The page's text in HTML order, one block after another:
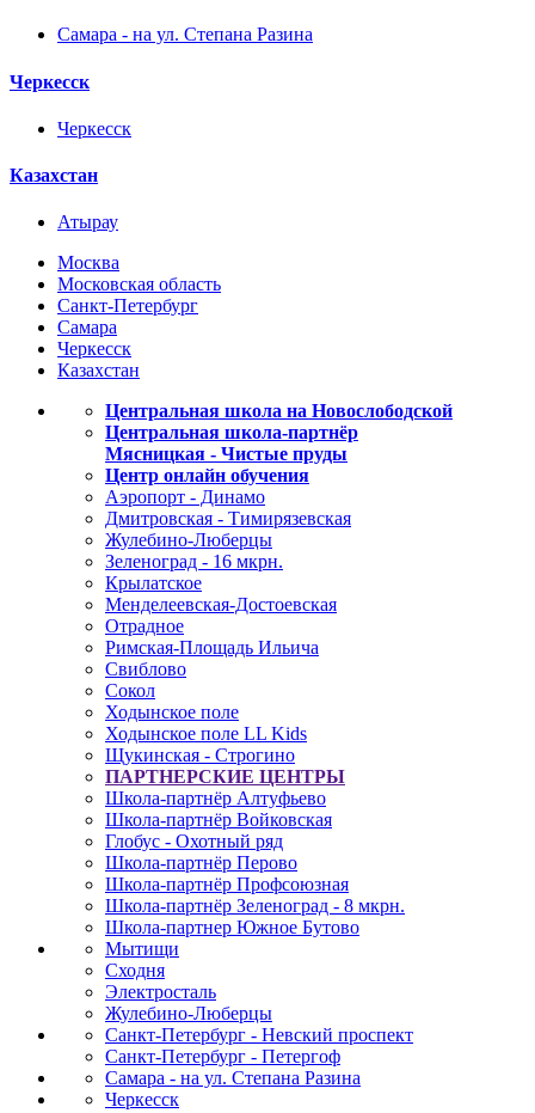
Самара - на ул. Степана Разина
Черкесск
Черкесск
Казахстан
Атырау
Москва
Московская область
Санкт-Петербург
Самара
Черкесск
Казахстан
Центральная школа на Новослободской
Центральная школа-партнёр
Мясницкая - Чистые пруды
Центр онлайн обучения
Аэропорт - Динамо
Дмитровская - Тимирязевская
Жулебино-Люберцы
Зеленоград - 16 мкрн.
Крылатское
Менделеевская-Достоевская
Отрадное
Римская-Площадь Ильича
Свиблово
Сокол
Ходынское поле
Ходынское поле LL Kids
Щукинская - Строгино
ПАРТНЕРСКИЕ ЦЕНТРЫ
Школа-партнёр Алтуфьево
Школа-партнёр Войковская
Глобус - Охотный ряд
Школа-партнёр Перово
Школа-партнёр Профсоюзная
Школа-партнёр Зеленоград - 8 мкрн.
Школа-партнер Южное Бутово
Мытищи
Сходня
Электросталь
Жулебино-Люберцы
Санкт-Петербург - Невский проспект
Санкт-Петербург - Петергоф
Самара - на ул. Степана Разина
Черкесск